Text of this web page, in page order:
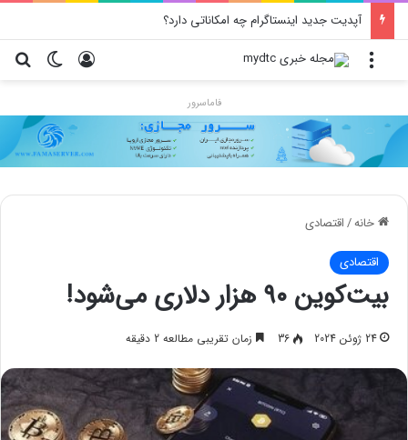
آپدیت جدید اینستاگرام چه امکاناتی دارد؟
تغییر ورود منو
فاماسرور
خانه/اقتصادی
اقتصادی
بیت‌کوین ۹۰ هزار دلاری می‌شود!
24 ژوئن 2024 36 زمان تقریبی مطالعه 2 دقیقه